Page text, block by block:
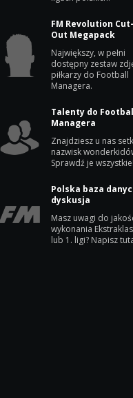
FM Revolution
Out Megapack
Największy, w pełni
dostępny zestaw
piłkarzy do Football
Managera.
Talenty do
Managera
Znajdziesz u nas
nazwisk
Sprawdź je
Polska baza
dyskusja
Masz uwagi do
wykonania
lub 1. ligi? Napisz